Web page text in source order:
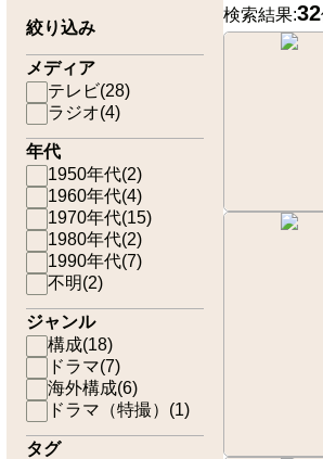
絞り込み
メディア
テレビ(28)
ラジオ(4)
年代
1950年代(2)
1960年代(4)
1970年代(15)
1980年代(2)
1990年代(7)
不明(2)
ジャンル
構成(18)
ドラマ(7)
海外構成(6)
ドラマ（特撮） (1)
タグ
検索結果:32